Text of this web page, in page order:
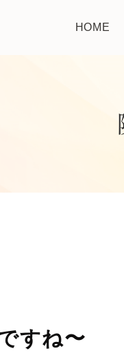
HOME
すね〜